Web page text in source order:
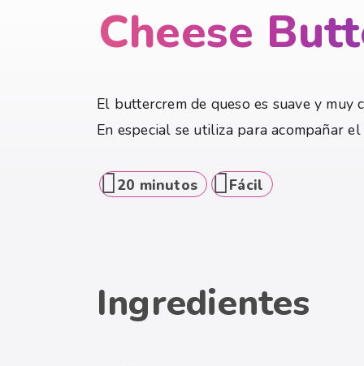
Cheese
El buttercrem de queso es suave y
En especial se utiliza para acompañar
20 minutos Fácil
Ingredientes